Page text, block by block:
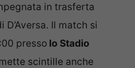
in trasferta
D’Aversa. Il match si
presso lo Stadio
scintille anche